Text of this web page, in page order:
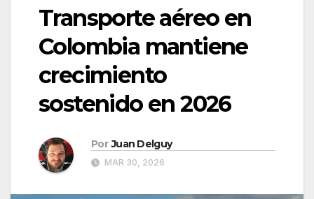
Transporte aéreo en
Colombia mantiene
crecimiento
sostenido en 2026
Por Juan Delguy
MAR 30, 2026